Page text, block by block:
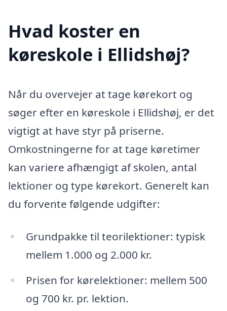
Hvad koster en
køreskole i Ellidshøj?
Når du overvejer at tage kørekort og
søger efter en køreskole i Ellidshøj, er det
vigtigt at have styr på priserne.
Omkostningerne for at tage køretimer
kan variere afhængigt af skolen, antal
lektioner og type kørekort. Generelt kan
du forvente følgende udgifter:
Grundpakke til teorilektioner: typisk
mellem 1.000 og 2.000 kr.
Prisen for kørelektioner: mellem 500
og 700 kr. pr. lektion.